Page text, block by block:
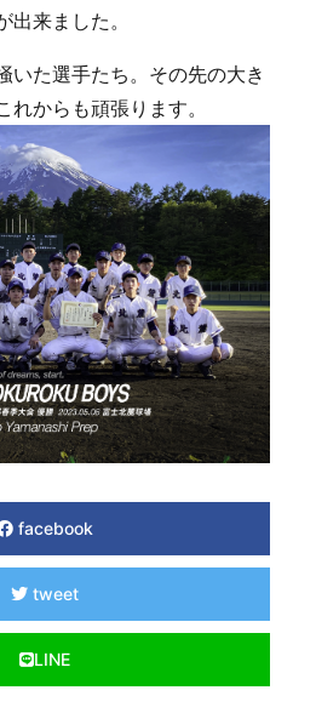
来ました。
いた選手たち。その先の大き
からも頑張ります。
facebook
tweet
LINE